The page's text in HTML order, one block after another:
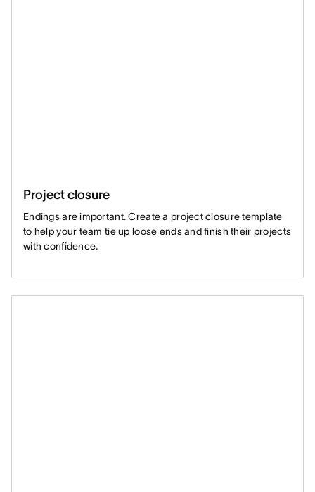
Project closure
Endings are important. Create a project closure template
to help your team tie up loose ends and finish their projects
with confidence.